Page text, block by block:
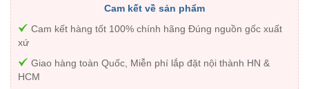
Cam kết về sản phẩm
Cam kết hàng tốt 100% chính hãng Đúng nguồn gốc xuất
xứ
Giao hàng toàn Quốc, Miễn phí lắp đặt nội thành HN &
HCM